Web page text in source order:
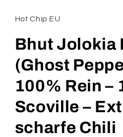
Hot Chip EU
Bhut Jolokia
(Ghost
100% Rein –
Scoville –
scharfe Chili